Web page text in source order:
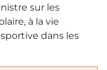
sur les
à la vie
dans les